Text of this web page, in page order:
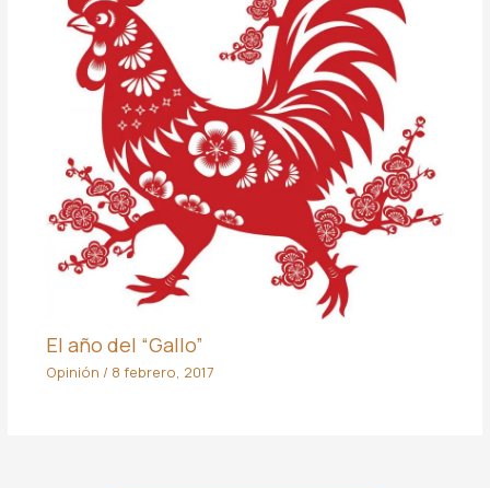
El año del “Gallo”
Opinión / 8 febrero, 2017